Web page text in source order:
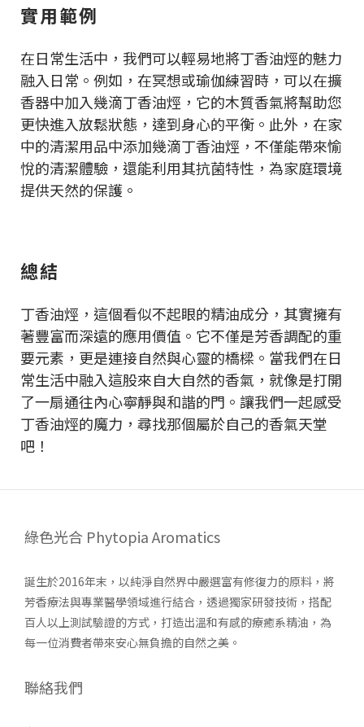
實用範例
在日常生活中，我們可以輕易地將丁香油烴的魅力
融入日常。例如，在冥想或瑜伽練習時，可以在擴
香器中加入幾滴丁香油烴，它的木質香氣將幫助您
更快進入放鬆狀態，達到身心的平衡。此外，在家
中的清潔用品中添加幾滴丁香油烴，不僅能帶來愉
悅的清潔體驗，還能利用其抗菌特性，為家庭環境
提供天然的保護。
總結
丁香油烴，這個看似不起眼的精油成分，其實擁有
著豐富而深遠的應用價值。它不僅是芳香調配的重
要元素，更是連接自然與心靈的橋樑。當我們在日
常生活中融入這股來自大自然的香氣，就像是打開
了一扇通往內心寧靜與和諧的門。讓我們一起感受
丁香油烴的魔力，尋找那個屬於自己的香氣天堂
吧！
綠色光合 Phytopia Aromatics
誕生於2016年末，以純淨自然界中嚴選富有修復力的原料，將
芳香療法與專業醫學領域進行結合，透過獨家研發技術，搭配
百人以上測試驗證的方式，打造出溫和有感的療癒系精油，為
每一位消費者帶來安心無負擔的自然之美。
聯絡我們